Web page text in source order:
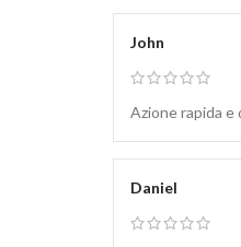
John
Azione rapida e
Daniel